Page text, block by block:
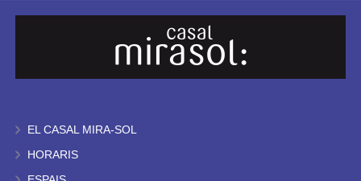
EL CASAL MIRA-SOL
HORARIS